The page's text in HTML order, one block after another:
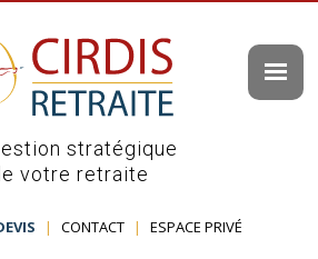
stratégique
votre retraite
| CONTACT | ESPACE PRIVÉ